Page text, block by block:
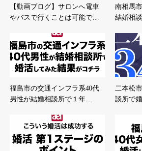
【動画ブログ】サロンへ電車
やバスで行くことは可能で…
南相馬
結婚相
福島市の交通インフラ系40代
男性が結婚相談所で１年…
二本松
談所で